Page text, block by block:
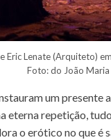
Eric Lenate (Arquiteto)
Foto: do João Maria
um
eterna repetição,
o erótico no que é